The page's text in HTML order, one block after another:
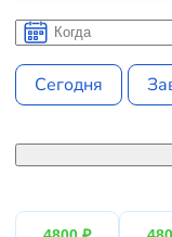
Когда
Когда
Сегодня